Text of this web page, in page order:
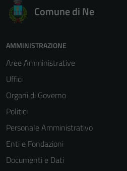
Comune di Ne
AMMINISTRAZIONE
Aree Amministrative
Uffici
Organi di Governo
Politici
Personale Amministrativo
Enti e Fondazioni
Documenti e Dati